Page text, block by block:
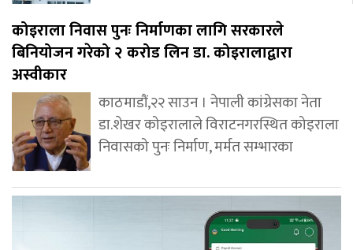
कोइराला निवास पुनः निर्माणका लागि सरकारले
बिनियोजन गरेको २ करोड लिन डा. कोइरालाद्वारा
अस्वीकार
काठमाडौं,२२ साउन । नेपाली कांग्रेसका नेता
डा.शेखर कोइरालाले विराटनगरस्थित कोइराला
निवासको पुनः निर्माण, मर्मत सम्भारका